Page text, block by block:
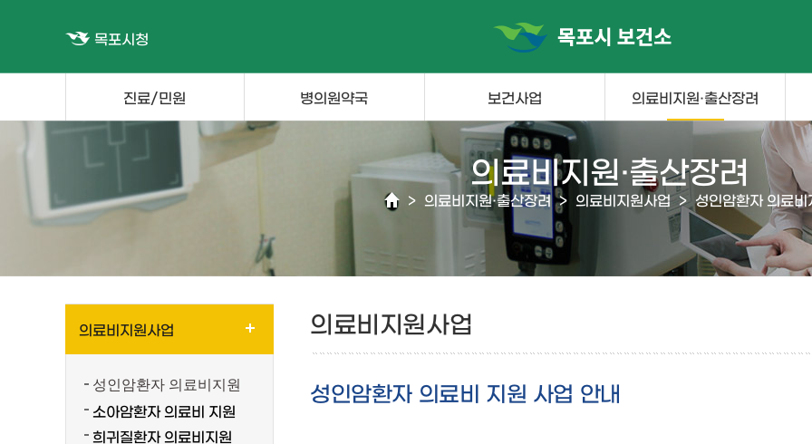
목포시청
진료/민원 병의원약국 보건사업 의료비지원·출산장려
의료비지원·출산장려
> 의료비지원·출산장려 > 의료비지원사업 > 성인암환자 의료비
의료비지원사업
성인암환자 의료비지원
소아암환자 의료비 지원
희귀질환자 의료비지원
의료비지원사업
성인암환자 의료비 지원 사업 안내